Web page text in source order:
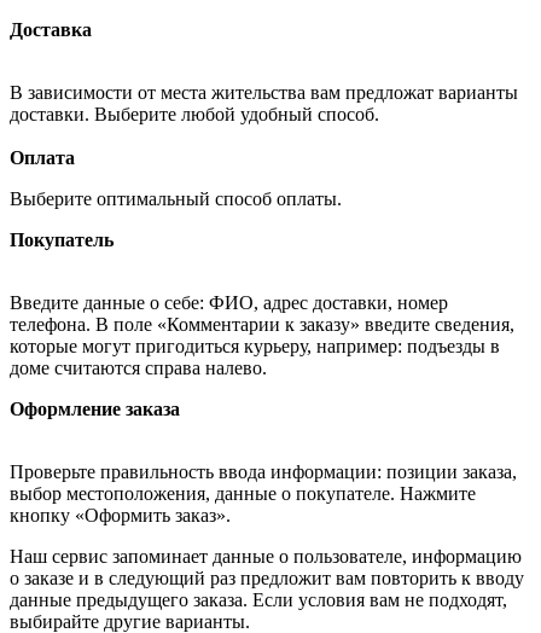
Доставка
В зависимости от места жительства вам предложат варианты
доставки. Выберите любой удобный способ.
Оплата
Выберите оптимальный способ оплаты.
Покупатель
Введите данные о себе: ФИО, адрес доставки, номер
телефона. В поле «Комментарии к заказу» введите сведения,
которые могут пригодиться курьеру, например: подъезды в
доме считаются справа налево.
Оформление заказа
Проверьте правильность ввода информации: позиции заказа,
выбор местоположения, данные о покупателе. Нажмите
кнопку «Оформить заказ».
Наш сервис запоминает данные о пользователе, информацию
о заказе и в следующий раз предложит вам повторить к вводу
данные предыдущего заказа. Если условия вам не подходят,
выбирайте другие варианты.